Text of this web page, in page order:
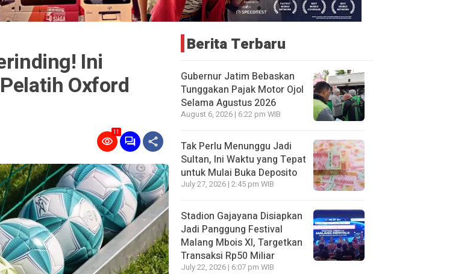
Ini
Oxford
11
Berita Terbaru
Gubernur Jatim Bebaskan
Tunggakan Pajak Motor Ojol
Selama Agustus 2026
August 6, 2026 | 6:22 pm WIB
Tak Perlu Menunggu Jadi
Sultan, Ini Waktu yang Tepat
untuk Mulai Buka Deposito
July 27, 2026 | 2:45 pm WIB
Stadion Gajayana Disiapkan
Jadi Panggung Festival
Malang Mbois XI, Targetkan
Transaksi Rp50 Miliar
July 22, 2026 | 6:07 pm WIB